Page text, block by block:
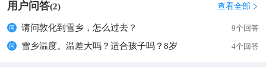
用户问答(2) 查看全部 
请问敦化到雪乡，怎么过去？ 9个回答
雪乡温度。温差大吗？适合孩子吗？8岁 4个回答